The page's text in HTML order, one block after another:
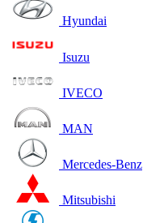
Hyundai
Isuzu
IVECO
MAN
Mercedes-Benz
Mitsubishi